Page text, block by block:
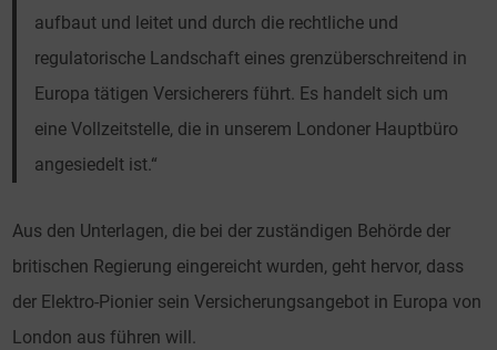
aufbaut und leitet und durch die rechtliche und
regulatorische Landschaft eines grenzüberschreitend in
Europa tätigen Versicherers führt. Es handelt sich um
eine Vollzeitstelle, die in unserem Londoner Hauptbüro
angesiedelt ist.“
Aus den Unterlagen, die bei der zuständigen Behörde der
britischen Regierung eingereicht wurden, geht hervor, dass
der Elektro-Pionier sein Versicherungsangebot in Europa von
London aus führen will.